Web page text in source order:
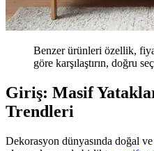
Benzer ürünleri özellik,
göre karşılaştırın, doğru
Giriş: Masif
Trendleri
Dekorasyon dünyasında doğal